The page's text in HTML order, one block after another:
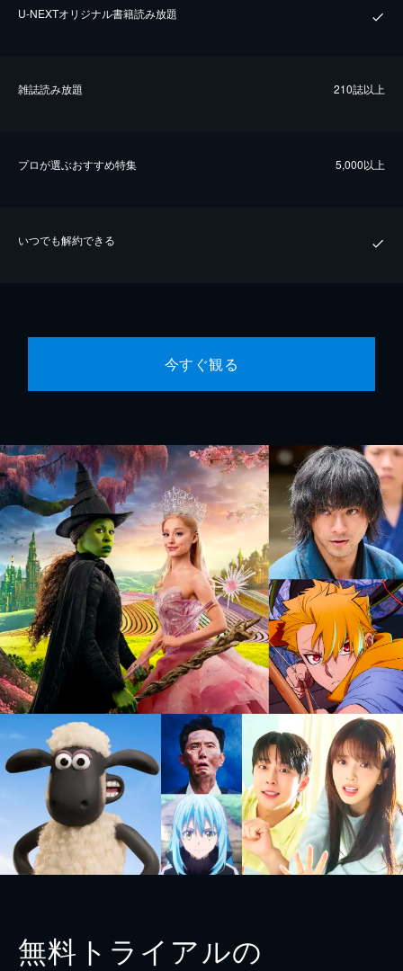
U-NEXTオリジナル書籍読み放題
雑誌読み放題 210誌以上
プロが選ぶおすすめ特集 5,000以上
いつでも解約できる
今すぐ観る
無料トライアルの